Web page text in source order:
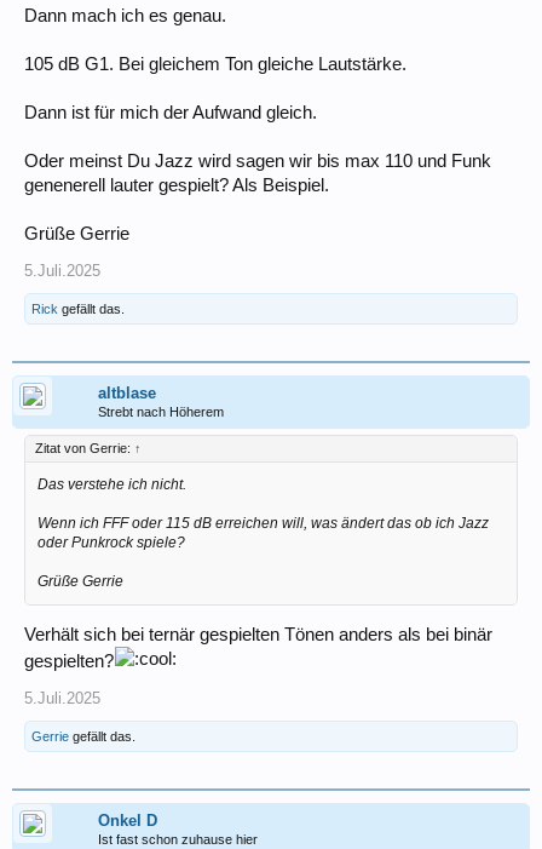
Dann mach ich es genau.
105 dB G1. Bei gleichem Ton gleiche Lautstärke.
Dann ist für mich der Aufwand gleich.
Oder meinst Du Jazz wird sagen wir bis max 110 und Funk
genenerell lauter gespielt? Als Beispiel.
Grüße Gerrie
5.Juli.2025
Rick gefällt das.
altblase
Strebt nach Höherem
Zitat von Gerrie: ↑
Das verstehe ich nicht.
Wenn ich FFF oder 115 dB erreichen will, was ändert das ob ich Jazz
oder Punkrock spiele?
Grüße Gerrie
Verhält sich bei ternär gespielten Tönen anders als bei binär
gespielten?
5.Juli.2025
Gerrie gefällt das.
Onkel D
Ist fast schon zuhause hier